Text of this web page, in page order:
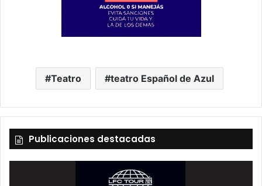
Teatro teatro Español de Azul
Publicaciones destacadas